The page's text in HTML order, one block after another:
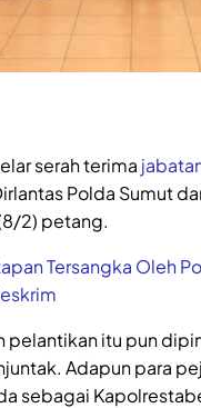
serah terima
Polda Sumut
2) petang.
Tersangka Oleh
pelantikan itu pun
Adapun para
sebagai